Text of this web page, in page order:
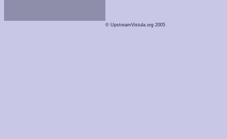
© UpstreamVistula.org 2005